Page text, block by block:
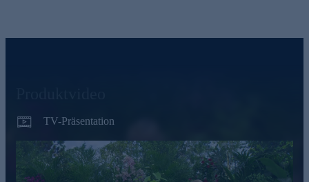
TV-Präsentation